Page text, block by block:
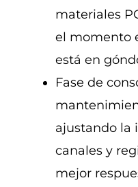
materiales
el momento
está en
Fase de
ajustando la
canales y
mejor